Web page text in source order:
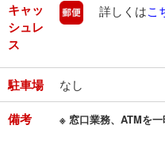
キャッ
シュレ
ス
郵便
詳しくはこ
駐車場 なし
備考 ※ 窓口業務、ATMを一